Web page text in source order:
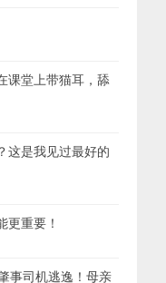
课堂上带猫耳，舔
这是我见过最好的
重要！
事司机逃逸！母亲